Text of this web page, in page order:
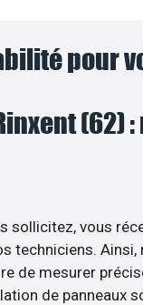
pour
(62)
sollicitez, vous
techniciens. Ainsi,
de mesurer
de panneaux